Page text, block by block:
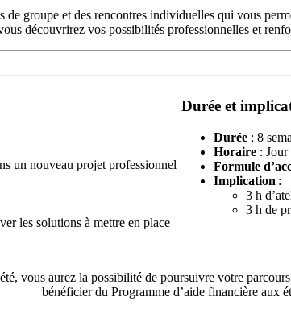
de groupe et des rencontres individuelles qui vous
découvrirez vos possibilités professionnelles et
un nouveau projet professionnel
les solutions à mettre en place
Durée et
Durée : 8
Horaire : Jour
Formule
Implication :
3 h
3 h de
vous aurez la possibilité de poursuivre votre
bénéficier du Programme d’aide financière aux